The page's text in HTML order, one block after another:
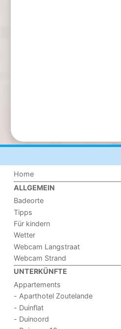
Home
ALLGEMEIN
Badeorte
Tipps
Für kindern
Wetter
Webcam Langstraat
Webcam Strand
UNTERKÜNFTE
Appartements
- Aparthotel Zoutelande
- Duinflat
- Duinoord